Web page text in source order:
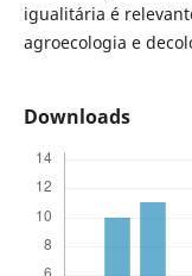
igualitária é
agroecologia e
Downloads